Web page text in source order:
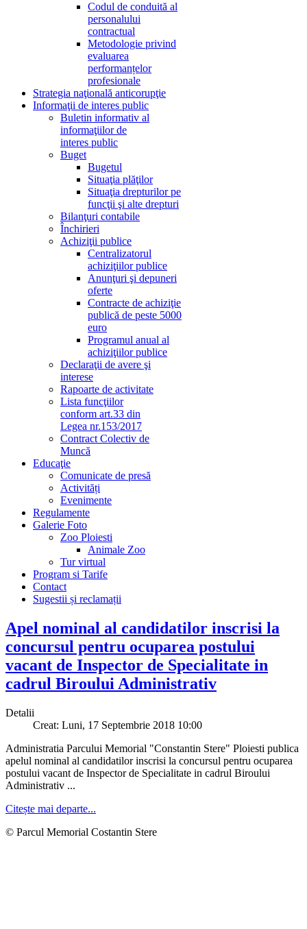
Codul de conduită al
personalului
contractual
Metodologie privind
evaluarea
performanțelor
profesionale
Strategia naţională anticorupţie
Informaţii de interes public
Buletin informativ al
informaţiilor de
interes public
Buget
Bugetul
Situaţia plăţilor
Situaţia drepturilor pe
funcţii şi alte drepturi
Bilanţuri contabile
Închirieri
Achiziţii publice
Centralizatorul
achiziţiilor publice
Anunţuri şi depuneri
oferte
Contracte de achiziţie
publică de peste 5000
euro
Programul anual al
achiziţiilor publice
Declaraţii de avere şi
interese
Rapoarte de activitate
Lista funcţiilor
conform art.33 din
Legea nr.153/2017
Contract Colectiv de
Muncă
Educaţie
Comunicate de presă
Activități
Evenimente
Regulamente
Galerie Foto
Zoo Ploiesti
Animale Zoo
Tur virtual
Program si Tarife
Contact
Sugestii și reclamații
Apel nominal al candidatilor inscrisi la
concursul pentru ocuparea postului
vacant de Inspector de Specialitate in
cadrul Biroului Administrativ
Detalii
Creat: Luni, 17 Septembrie 2018 10:00
Administratia Parcului Memorial "Constantin Stere" Ploiesti publica
apelul nominal al candidatilor inscrisi la concursul pentru ocuparea
postului vacant de Inspector de Specialitate in cadrul Biroului
Administrativ ...
Citește mai departe...
© Parcul Memorial Costantin Stere